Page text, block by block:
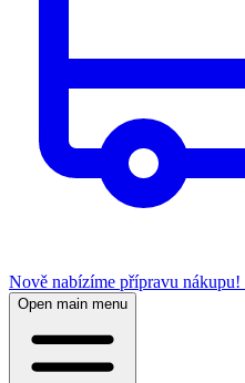
Nově nabízíme přípravu nákupu!
Open main menu